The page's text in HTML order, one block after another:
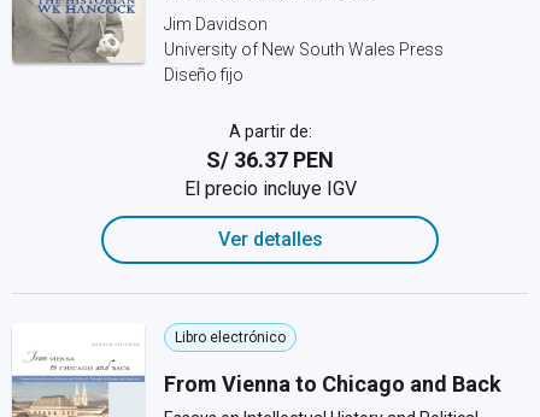
Jim Davidson
University of New South Wales Press
Diseño fijo
A partir de:
S/ 36.37 PEN
El precio incluye IGV
Ver detalles
Libro electrónico
From Vienna to Chicago and Back